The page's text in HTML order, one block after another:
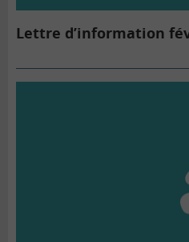
Lettre d’information